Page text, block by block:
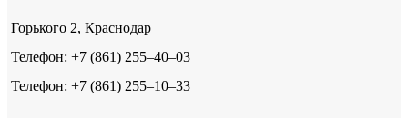
Горького 2, Краснодар
Телефон: +7 (861) 255‒40‒03
Телефон: +7 (861) 255‒10‒33